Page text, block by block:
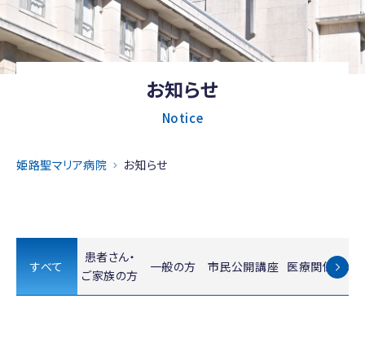
お知らせ
Notice
姫路聖マリア病院 お知らせ
すべて
患者さん・
ご家族の方
一般の方 市民公開講座 医療関係者の